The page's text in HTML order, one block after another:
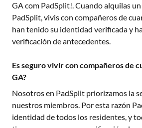
GAcom PadSplit!. Cuando alquilas
PadSplit, vivis con compañeros de
han tenido su identidad verificada y
verificación de antecedentes.
Es seguro vivir con compañeros de
GA?
Nosotros en PadSplit priorizamos la
nuestros miembros. Por esta razón
identidad de todos los residentes, y